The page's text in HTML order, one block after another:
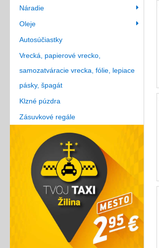
Náradie
Oleje
Autosúčiastky
Vrecká, papierové vrecko,
samozatváracie vrecka, fólie, lepiace
pásky, špagát
Klzné púzdra
Zásuvkové regále